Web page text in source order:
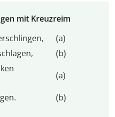
mit Kreuzreim
(a)
(b)
(a)
(b)